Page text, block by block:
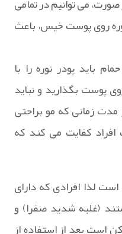
روی پوست خیس، باعث
باید پودر نوره را با
پوست بگذارید و نباید
زمانی که مو براحتی
کفایت می کند که
لذا افرادی که دارای
(غلبه شدید صفرا) و
بعد از استفاده از